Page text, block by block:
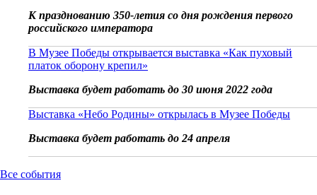
К празднованию 350-летия со дня рождения первого
российского императора
В Музее Победы открывается выставка «Как пуховый
платок оборону крепил»
Выставка будет работать до 30 июня 2022 года
Выставка «Небо Родины» открылась в Музее Победы
Выставка будет работать до 24 апреля
Все события